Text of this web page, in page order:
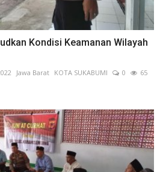
Kondisi Keamanan Wilayah
Jawa Barat KOTA SUKABUMI 0
65